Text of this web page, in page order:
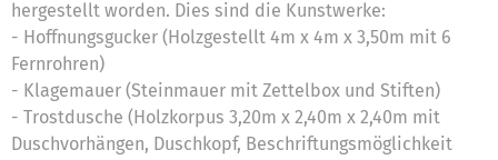
hergestellt worden. Dies sind die Kunstwerke:
- Hoffnungsgucker (Holzgestellt 4m x 4m x 3,50m mit 6
Fernrohren)
- Klagemauer (Steinmauer mit Zettelbox und Stiften)
- Trostdusche (Holzkorpus 3,20m x 2,40m x 2,40m mit
Duschvorhängen, Duschkopf, Beschriftungsmöglichkeit